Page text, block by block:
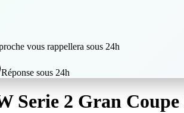
vous rappellera sous 24h
Réponse sous 24h
Serie 2 Gran Coupe